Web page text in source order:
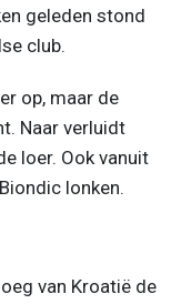
geleden stond
club.
op, maar de
Naar verluidt
loer. Ook vanuit
lonken.
van Kroatië de